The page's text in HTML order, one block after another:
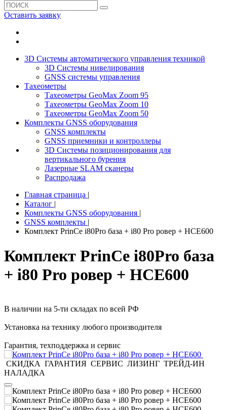
Оставить заявку
3D Системы автоматического управления техникой
3D Системы нивелирования
GNSS системы управления
Тахеометры
Тахеометры GeoMax Zoom 95
Тахеометры GeoMax Zoom 10
Тахеометры GeoMax Zoom 50
Комплекты GNSS оборудования
GNSS комплекты
GNSS приемники и контроллеры
3D Системы позиционирования для
вертикального бурения
Лазерные SLAM сканеры
Распродажа
Главная страница |
Каталог |
Комплекты GNSS оборудования |
GNSS комплекты |
Комплект PrinCe i80Pro база + i80 Pro ровер + HCE600
Комплект PrinCe i80Pro база
+ i80 Pro ровер + HCE600
В наличии на 5-ти складах по всей РФ
Установка на технику любого производителя
Гарантия, техподдержка и сервис
СКИДКА ГАРАНТИЯ СЕРВИС ЛИЗИНГ ТРЕЙД-ИН
НАЛАДКА